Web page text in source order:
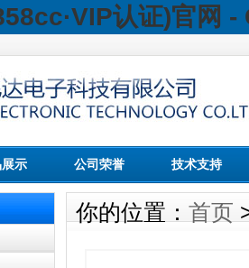
认证)官网
示 公司荣誉 技术支持
你的位置： 首页